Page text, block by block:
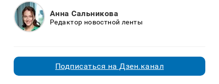
Анна Сальникова
Редактор новостной ленты
Подписаться на Дзен.канал